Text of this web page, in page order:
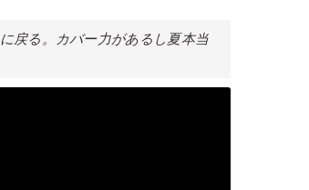
戻る。カバー力があるし夏本当